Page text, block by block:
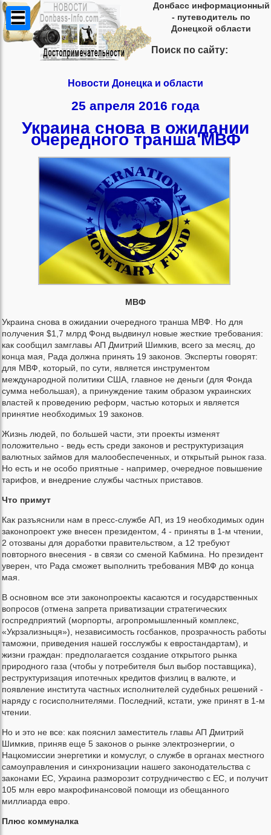
Донбасс информационный
- путеводитель по
Донецкой области
Поиск по сайту:
Новости Донецка и области
25 апреля 2016 года
Украина снова в ожидании
очередного транша МВФ
МВФ
Украина снова в ожидании очередного транша МВФ. Но для
получения $1,7 млрд Фонд выдвинул новые жесткие требования:
как сообщил замглавы АП Дмитрий Шимкив, всего за месяц, до
конца мая, Рада должна принять 19 законов. Эксперты говорят:
для МВФ, который, по сути, является инструментом
международной политики США, главное не деньги (для Фонда
сумма небольшая), а принуждение таким образом украинских
властей к проведению реформ, частью которых и является
принятие необходимых 19 законов.
Жизнь людей, по большей части, эти проекты изменят
положительно - ведь есть среди законов и реструктуризация
валютных займов для малообеспеченных, и открытый рынок газа.
Но есть и не особо приятные - например, очередное повышение
тарифов, и внедрение службы частных приставов.
Что примут
Как разъяснили нам в пресс-службе АП, из 19 необходимых один
законопроект уже внесен президентом, 4 - приняты в 1-м чтении,
2 отозваны для доработки правительством, а 12 требуют
повторного внесения - в связи со сменой Кабмина. Но президент
уверен, что Рада сможет выполнить требования МВФ до конца
мая.
В основном все эти законопроекты касаются и государственных
вопросов (отмена запрета приватизации стратегических
госпредприятий (морпорты, агропромышленный комплекс,
«Укрзализныця»), независимость госбанков, прозрачность работы
таможни, приведения нашей госслужбы к евростандартам), и
жизни граждан: предполагается создание открытого рынка
природного газа (чтобы у потребителя был выбор поставщика),
реструктуризация ипотечных кредитов физлиц в валюте, и
появление института частных исполнителей судебных решений -
наряду с госисполнителями. Последний, кстати, уже принят в 1-м
чтении.
Но и это не все: как пояснил заместитель главы АП Дмитрий
Шимкив, приняв еще 5 законов о рынке электроэнергии, о
Нацкомиссии энергетики и комуслуг, о службе в органах местного
самоуправления и синхронизации нашего законодательства с
законами ЕС, Украина разморозит сотрудничество с ЕС, и получит
105 млн евро макрофинансовой помощи из обещанного
миллиарда евро.
Плюс коммуналка